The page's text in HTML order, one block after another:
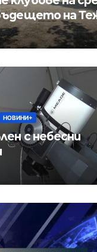
на
НОВИНИ+
с небесни